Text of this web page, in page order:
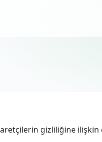
gizliliğine ilişkin